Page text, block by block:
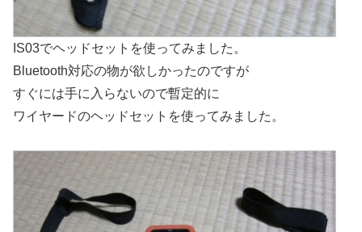
IS03でヘッドセットを使ってみました。
Bluetooth対応の物が欲しかったのですが
すぐには手に入らないので暫定的に
ワイヤードのヘッドセットを使ってみました。